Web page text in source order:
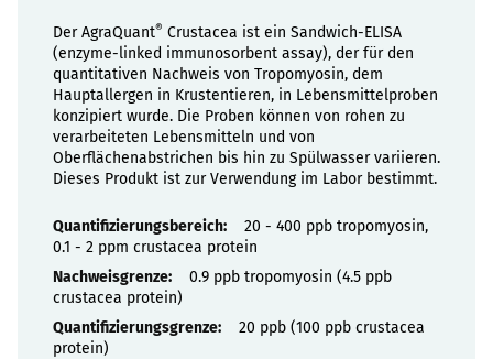
Der AgraQuant® Crustacea ist ein Sandwich-ELISA
(enzyme-linked immunosorbent assay), der für den
quantitativen Nachweis von Tropomyosin, dem
Hauptallergen in Krustentieren, in Lebensmittelproben
konzipiert wurde. Die Proben können von rohen zu
verarbeiteten Lebensmitteln und von
Oberflächenabstrichen bis hin zu Spülwasser variieren.
Dieses Produkt ist zur Verwendung im Labor bestimmt.
Eigenschaften
20 - 400 ppb tropomyosin,
0.1 - 2 ppm crustacea protein
0.9 ppb tropomyosin (4.5 ppb
crustacea protein)
20 ppb (100 ppb crustacea
protein)